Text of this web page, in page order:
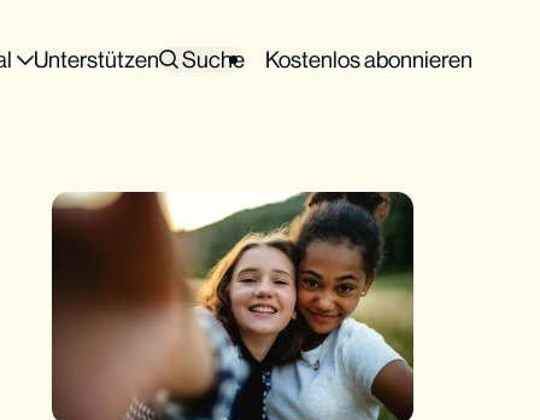
Unterstützen Suche Kostenlos abonnieren